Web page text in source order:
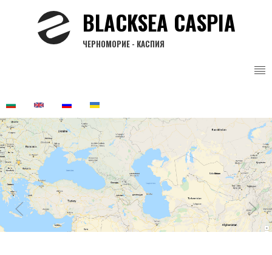
BLACKSEA CASPIA
ЧЕРНОМОРИЕ - КАСПИЯ